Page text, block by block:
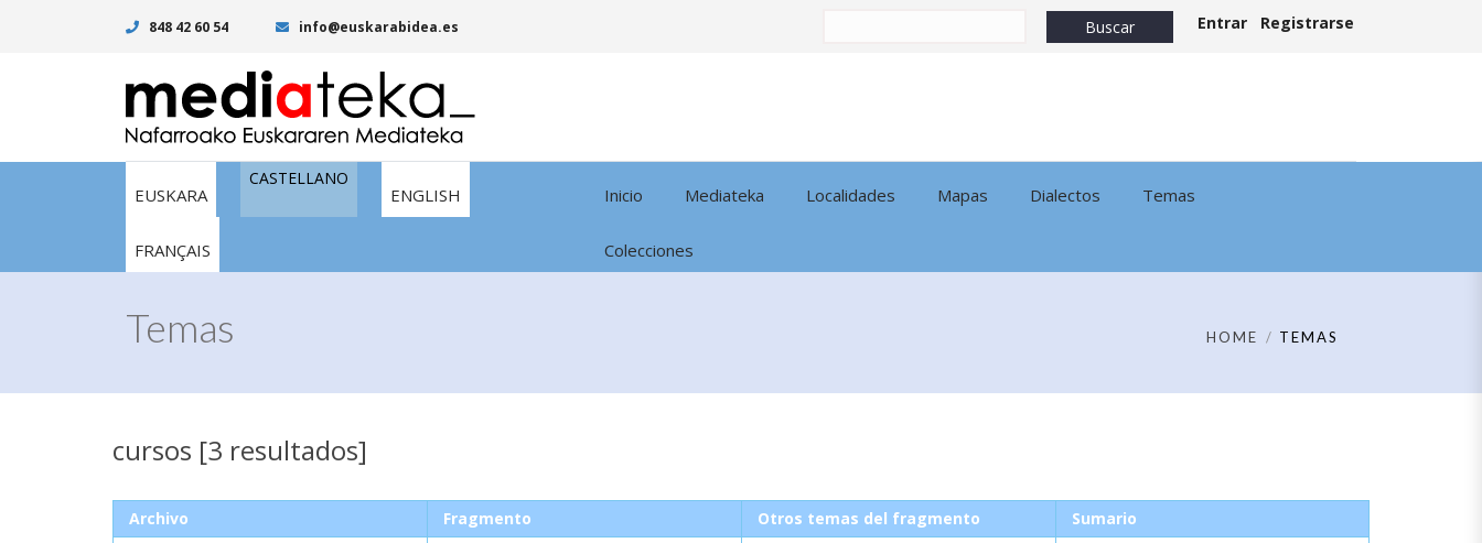
848 42 60 54 info@euskarabidea.es Entrar Registrarse
EUSKARA
CASTELLANO
ENGLISH
FRANÇAIS
Inicio Mediateka Localidades Mapas Dialectos Temas
Colecciones
Temas HOME TEMAS
cursos [3 resultados]
Archivo Fragmento Otros temas del fragmento Sumario